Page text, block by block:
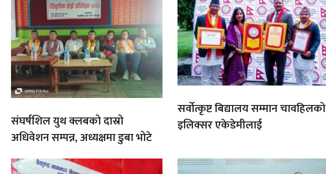
संघर्षशिल युथ क्लबको दास्रो
अधिवेशन सम्पन्न, अध्यक्षमा डुबा भोटे
सर्वोत्कृष्ट बिद्यालय सम्मान चावहिलको
इलिक्सर एकेडेमीलाई